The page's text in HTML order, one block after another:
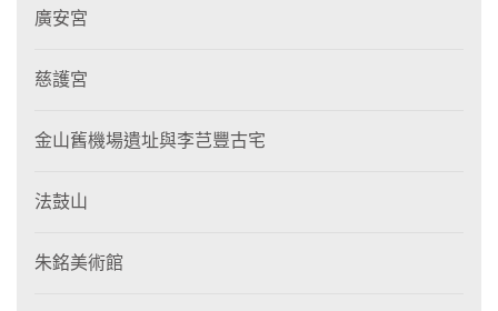
廣安宮
慈護宮
金山舊機場遺址與李芑豐古宅
法鼓山
朱銘美術館